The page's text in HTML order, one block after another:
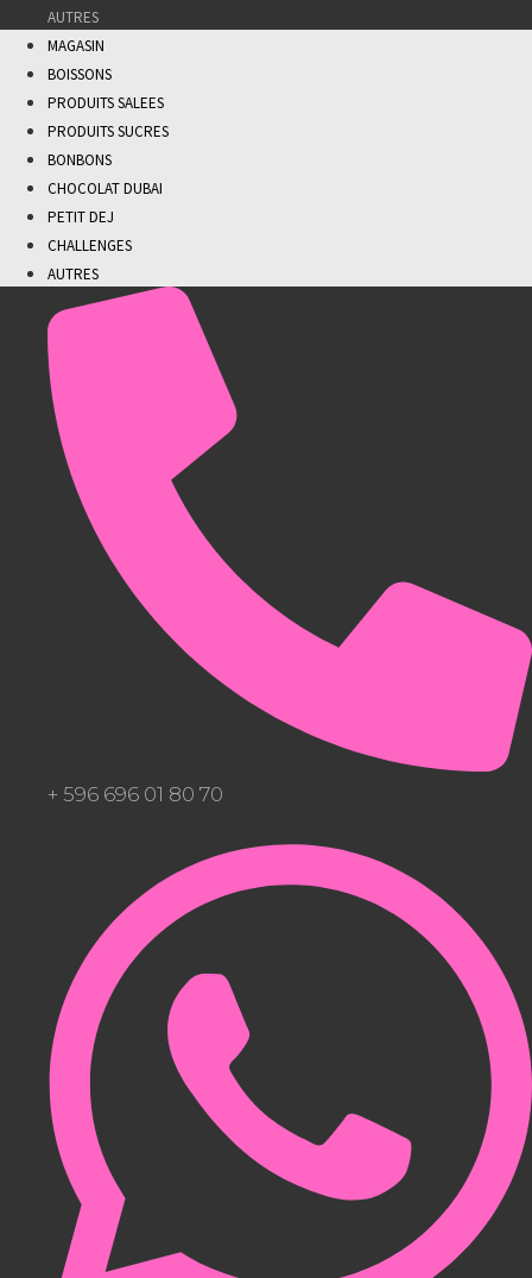
AUTRES
MAGASIN
BOISSONS
PRODUITS SALEES
PRODUITS SUCRES
BONBONS
CHOCOLAT DUBAI
PETIT DEJ
CHALLENGES
AUTRES
+ 596 696 01 80 70